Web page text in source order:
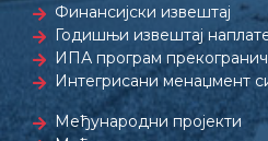
Финансијски извештај
Годишњи извештај
ИПА програм
Интегрисани менаџмент
Међународни пројекти